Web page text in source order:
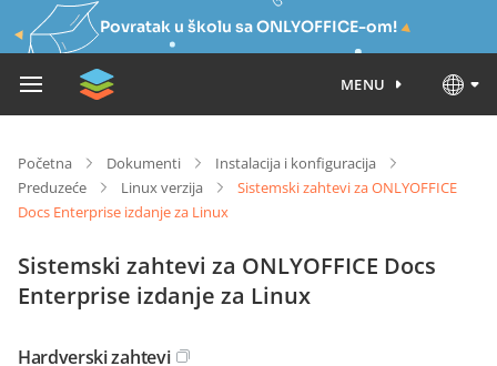
Povratak u školu sa ONLYOFFICE-om!
MENU
Početna Dokumenti
Instalacija i konfiguracija
Preduzeće
Linux verzija
Sistemski zahtevi za ONLYOFFICE
Docs Enterprise izdanje za Linux
Sistemski zahtevi za ONLYOFFICE Docs
Enterprise izdanje za Linux
Hardverski zahtevi